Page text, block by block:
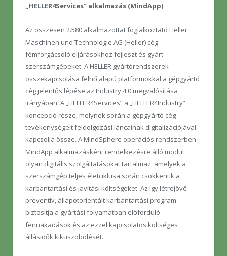
„HELLER4Services” alkalmazás (MindApp)
Az összesen 2.580 alkalmazottat foglalkoztató Heller
Maschinen und Technologie AG (Heller) cég
fémforgácsoló eljárásokhoz fejleszt és gyárt
szerszámgépeket. A HELLER gyártórendszerek
összekapcsolása felhő alapú platformokkal a gépgyártó
cég jelentős lépése az Industry 4.0 megvalósítása
irányában. A „HELLER4Services” a „HELLER4Industry”
koncepció része, melynek során a gépgyártó cég
tevékenységeit feldolgozási láncainak digitalizációjával
kapcsolja össze. A MindSphere operációs rendszerben
MindApp alkalmazásként rendelkezésre álló modul
olyan digitális szolgáltatásokat tartalmaz, amelyek a
szerszámgép teljes életciklusa során csökkentik a
karbantartási és javítási költségeket. Az így létrejövő
preventív, állapotorientált karbantartási program
biztosítja a gyártási folyamatban előforduló
fennakadások és az ezzel kapcsolatos költséges
állásidők kiküszöbölését.